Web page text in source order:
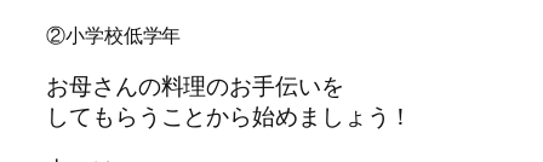
②小学校低学年
お母さんの料理のお手伝いを
してもらうことから始めましょう！